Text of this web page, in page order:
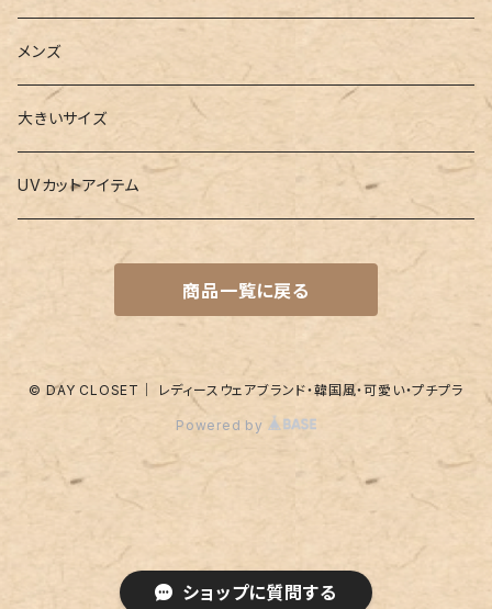
ショップに質問する
3点セット
4点セット
5点セット
水着関連商品
レギンス
アンダーショーツ
カードケース
キーケース
メガネチェーン
アームカバー
ネイルグッズ
ヨガグッズ
ヨガマット
Girls
水着
バレー
Boys
水着
グッズ
メンズ
大きいサイズ
UVカットアイテム
商品一覧に戻る
© DAY CLOSET｜ レディースウェアブランド・韓国風・可愛い・プチプラ
Powered by